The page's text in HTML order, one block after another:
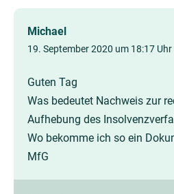
Michael
19. September 2020 um 18:17 Uhr
Guten Tag
Was bedeutet Nachweis zur
Aufhebung des
Wo bekomme ich so ein
MfG